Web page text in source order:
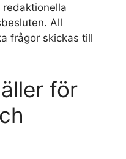
All
frågor skickas till
för